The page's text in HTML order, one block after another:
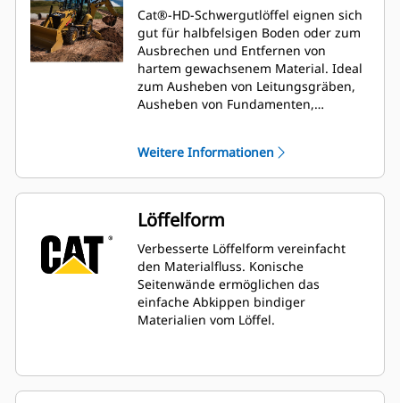
Cat®-HD-Schwergutlöffel eignen sich
gut für halbfelsigen Boden oder zum
Ausbrechen und Entfernen von
hartem gewachsenem Material. Ideal
zum Ausheben von Leitungsgräben,
Ausheben von Fundamenten,
Landschaftsbau und in der
Versorgungswirtschaft.
Weitere Informationen
Löffelform
Verbesserte Löffelform vereinfacht
den Materialfluss. Konische
Seitenwände ermöglichen das
einfache Abkippen bindiger
Materialien vom Löffel.